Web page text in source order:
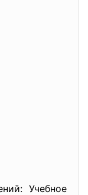
Учебное